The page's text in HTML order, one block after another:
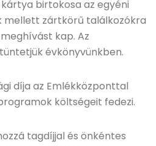
birtokosa az egyéni
mellett zártkörű találkozókra
kap. Az
évkönyvünkben.
díja az Emlékközponttal
költségeit fedezi.
tagdíjjal és önkéntes